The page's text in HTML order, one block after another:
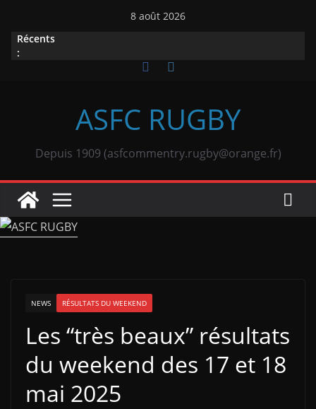
contenu
8 août 2026
Récents
:
ASFC RUGBY
Depuis 1909 (asfcommentry.rugby@orange.fr)
NEWS RÉSULTATS DU WEEKEND
Les “très beaux” résultats
du weekend des 17 et 18
mai 2025